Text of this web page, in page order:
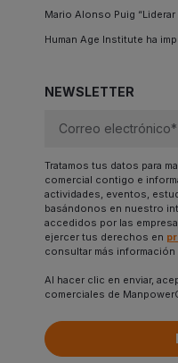
Mario Alonso Puig “Liderar
Human Age Institute ha
NEWSLETTER
Tratamos tus datos para
comercial contigo e
actividades, eventos,
basándonos en nuestro
accedidos por las
ejercer tus derechos en
consultar más información
Al hacer clic en enviar,
comerciales de